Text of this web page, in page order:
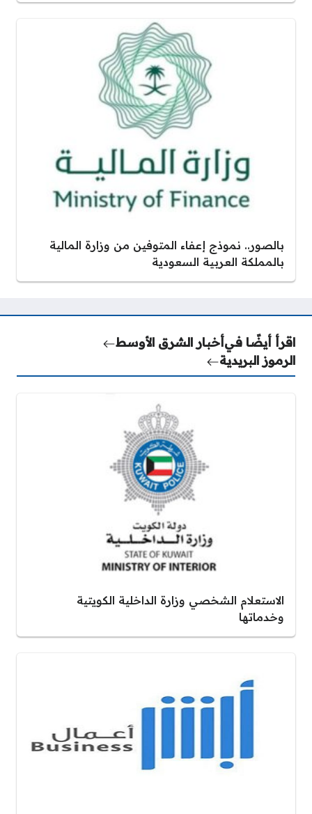
بالصور.. نموذج إعفاء المتوفين من وزارة المالية
بالمملكة العربية السعودية
اقرأ أيضًا فيأخبار الشرق الأوسط
الرموز البريدية
الاستعلام الشخصي وزارة الداخلية الكويتية
وخدماتها